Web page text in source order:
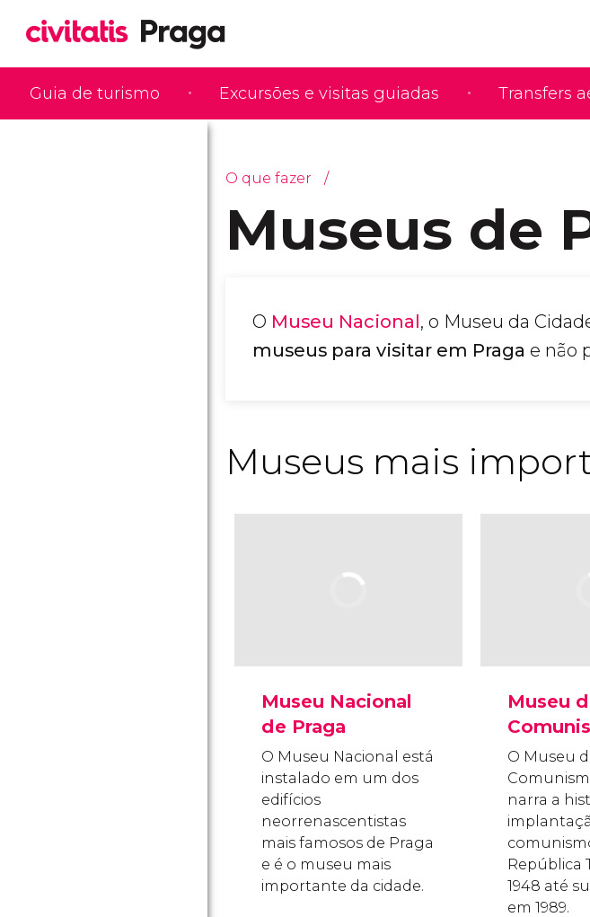
Guia de turismo Excursões e visitas guiadas Transfers
O que fazer
Museus de
O Museu Nacional, o Museu da
museus para visitar em Praga e não
Museus mais
Museu Nacional
de Praga
O Museu Nacional está
instalado em um dos
edifícios
neorrenascentistas
mais famosos de Praga
e é o museu mais
importante da cidade.
Museu
O Museu
narra a
República
1948 até
em 1989.